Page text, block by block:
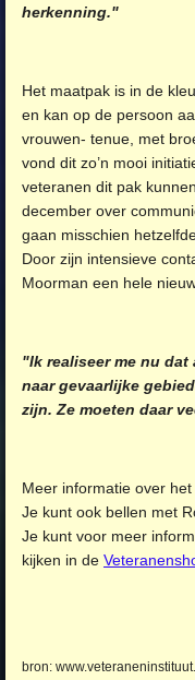
herkenning."
Het maatpak is in de
en kan op de persoon
vrouwen- tenue, met
vond dit zo’n mooi
veteranen dit pak
december over
gaan misschien
Door zijn intensieve
Moorman een hele
"Ik realiseer me nu
naar gevaarlijke
zijn. Ze moeten daar
Meer informatie over
Je kunt ook bellen met
Je kunt voor meer
kijken in de
bron: